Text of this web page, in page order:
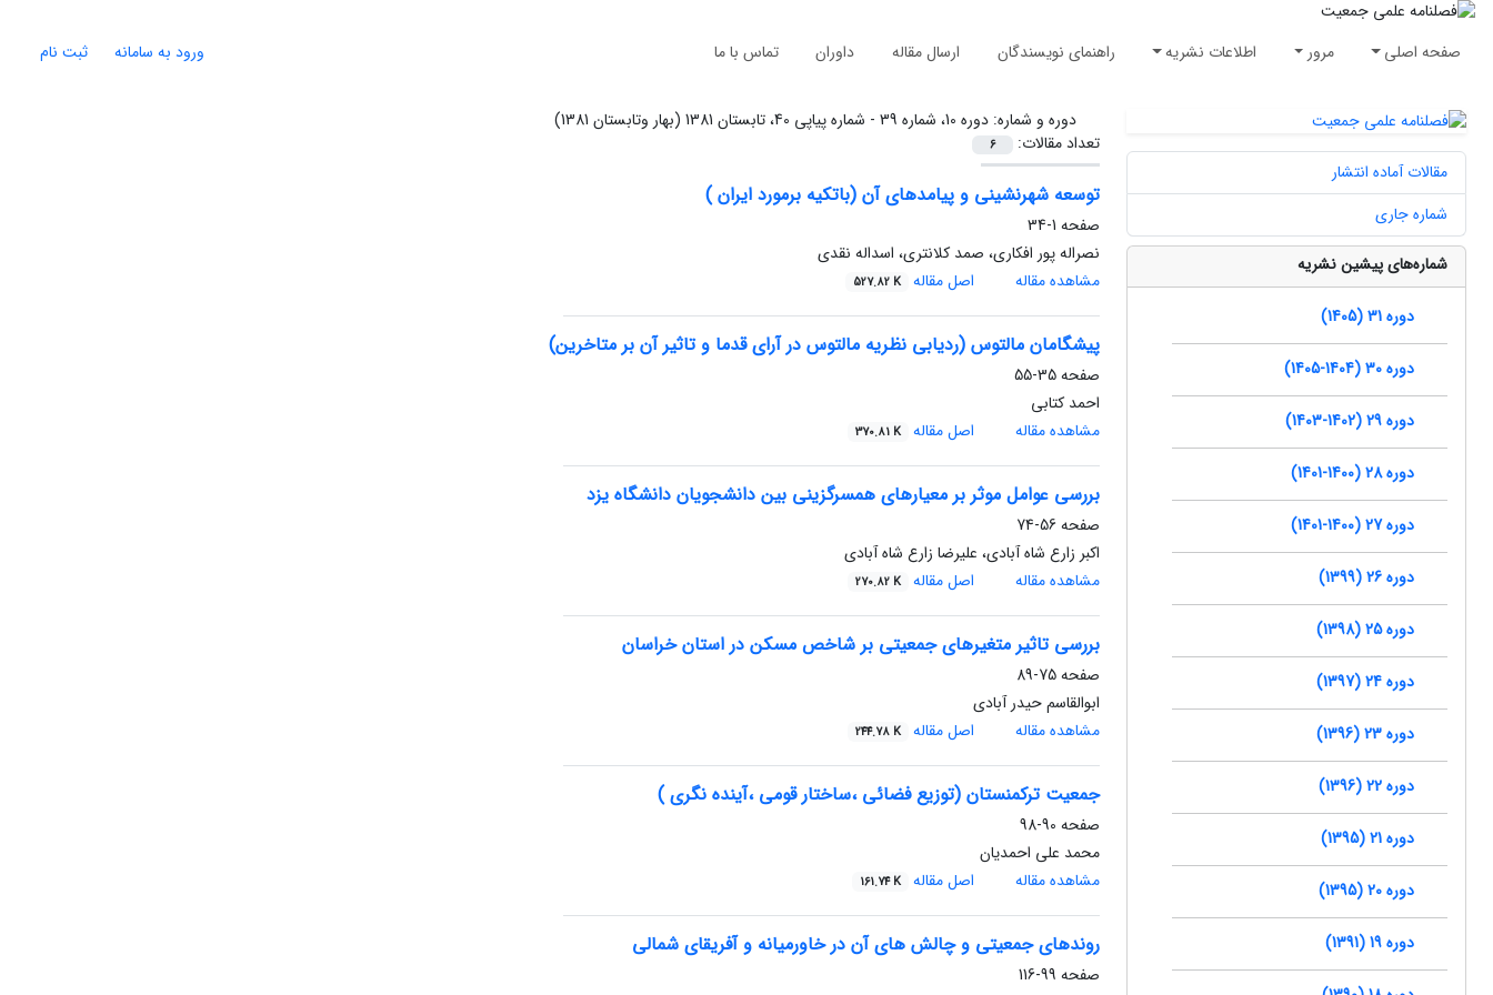
صفحه اصلی مرور اطلاعات نشریه راهنمای نویسندگان ارسال مقاله داوران تماس با ما ورود به سامانه ثبت نام
دوره و شماره:دوره 10، شماره 39 - شماره پیاپی 40، تابستان 1381 (بهار وتابستان 1381)
تعداد مقالات:
6
توسعه شهرنشینی و پیامدهای آن (باتکیه برمورد ایران )
صفحه 1-34
نصراله پور افکاری، صمد کلانتری، اسداله نقدی
مشاهده مقاله
اصل مقاله 527.82 K
پیشگامان مالتوس (ردیابی نظریه مالتوس در آرای قدما و تاثیر آن بر متاخرین)
صفحه35-55
احمد کتابی
مشاهده مقاله
اصل مقاله 370.81 K
بررسی عوامل موثر بر معیارهای همسرگزینی بین دانشجویان دانشگاه یزد
صفحه 56-74
اکبر زارع شاه آبادی، علیرضا زارع شاه آبادی
مشاهده مقاله
اصل مقاله 270.82 K
بررسی تاثیر متغیرهای جمعیتی بر شاخص مسکن در استان خراسان
صفحه75-89
ابوالقاسم حیدر آبادی
مشاهده مقاله
اصل مقاله 244.78 K
جمعیت ترکمنستان (توزیع فضائی ،ساختار قومی ،آینده نگری )
صفحه 90-98
محمد علی احمدیان
مشاهده مقاله
اصل مقاله 161.74 K
روندهای جمعیتی و چالش های آن در خاورمیانه و آفریقای شمالی
صفحه 99-116
مقالات آماده انتشار
شماره جاری
شماره‌های پیشین نشریه
دوره 31 (1405)
دوره 30 (1404-1405)
دوره 29 (1402-1403)
دوره 28 (1400-1401)
دوره 27 (1400-1401)
دوره 26 (1399)
دوره 25 (1398)
دوره 24 (1397)
دوره 23 (1396)
دوره 22 (1396)
دوره 21 (1395)
دوره 20 (1395)
دوره 19 (1391)